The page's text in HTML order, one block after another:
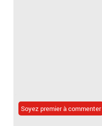
Soyez premier à commenter